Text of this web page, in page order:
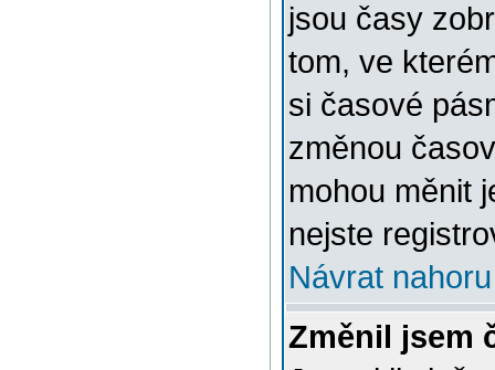
jsou časy
tom, ve
si časové
změnou
mohou měnit
nejste
Návrat nahoru
Změnil jsem